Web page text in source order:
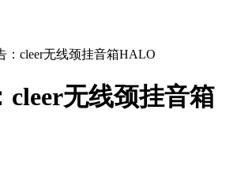
：cleer无线颈挂音箱HALO
cleer无线颈挂音箱